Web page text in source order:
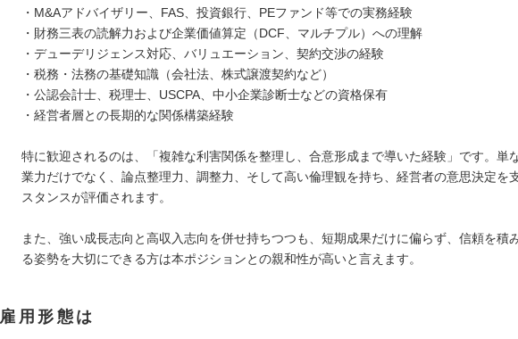
・M&Aアドバイザリー、FAS、投資銀行、PEファンド等での実務経験
・財務三表の読解力および企業価値算定（DCF、マルチプル）への理解
・デューデリジェンス対応、バリュエーション、契約交渉の経験
・税務・法務の基礎知識（会社法、株式譲渡契約など）
・公認会計士、税理士、USCPA、中小企業診断士などの資格保有
・経営者層との長期的な関係構築経験
特に歓迎されるのは、「複雑な利害関係を整理し、合意形成まで導いた経験」です。単
業力だけでなく、論点整理力、調整力、そして高い倫理観を持ち、経営者の意思決定を
スタンスが評価されます。
また、強い成長志向と高収入志向を併せ持ちつつも、短期成果だけに偏らず、信頼を積
る姿勢を大切にできる方は本ポジションとの親和性が高いと言えます。
雇用形態は